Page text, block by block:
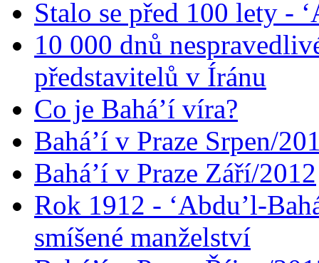
Stalo se před 100 lety -
10 000 dnů
představitelů v Íránu
Co je Bahá’í víra?
Bahá’í v Praze Srpen/
Bahá’í v Praze Září/2012
Rok 1912 - ‘Abdu’l-
smíšené manželství